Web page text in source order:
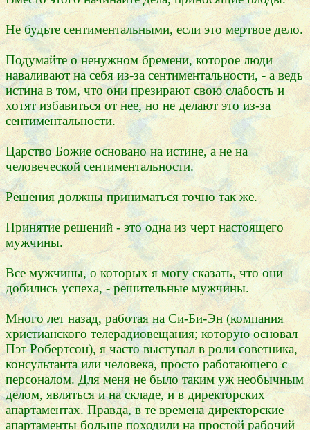
Не будьте сентиментальными, если это мертвое дело.
Подумайте о ненужном бремени, которое люди
наваливают на себя из-за сентиментальности, - а ведь
истина в том, что они презирают свою слабость и
хотят избавиться от нее, но не делают это из-за
сентиментальности.
Царство Божие основано на истине, а не на
человеческой сентиментальности.
Решения должны приниматься точно так же.
Принятие решений - это одна из черт настоящего
мужчины.
Все мужчины, о которых я могу сказать, что они
добились успеха, - решительные мужчины.
Много лет назад, работая на Си-Би-Эн (компания
христианского телерадиовещания; которую основал
Пэт Робертсон), я часто выступал в роли советника,
консультанта или человека, просто работающего с
персоналом. Для меня не было таким уж необычным
делом, являться и на складе, и в директорских
апартаментах. Правда, в те времена директорские
апартаменты больше походили на простой рабочий